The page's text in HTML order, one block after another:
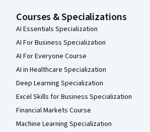
Courses & Specializations
AI Essentials Specialization
AI For Business Specialization
AI For Everyone Course
AI in Healthcare Specialization
Deep Learning Specialization
Excel Skills for Business Specialization
Financial Markets Course
Machine Learning Specialization